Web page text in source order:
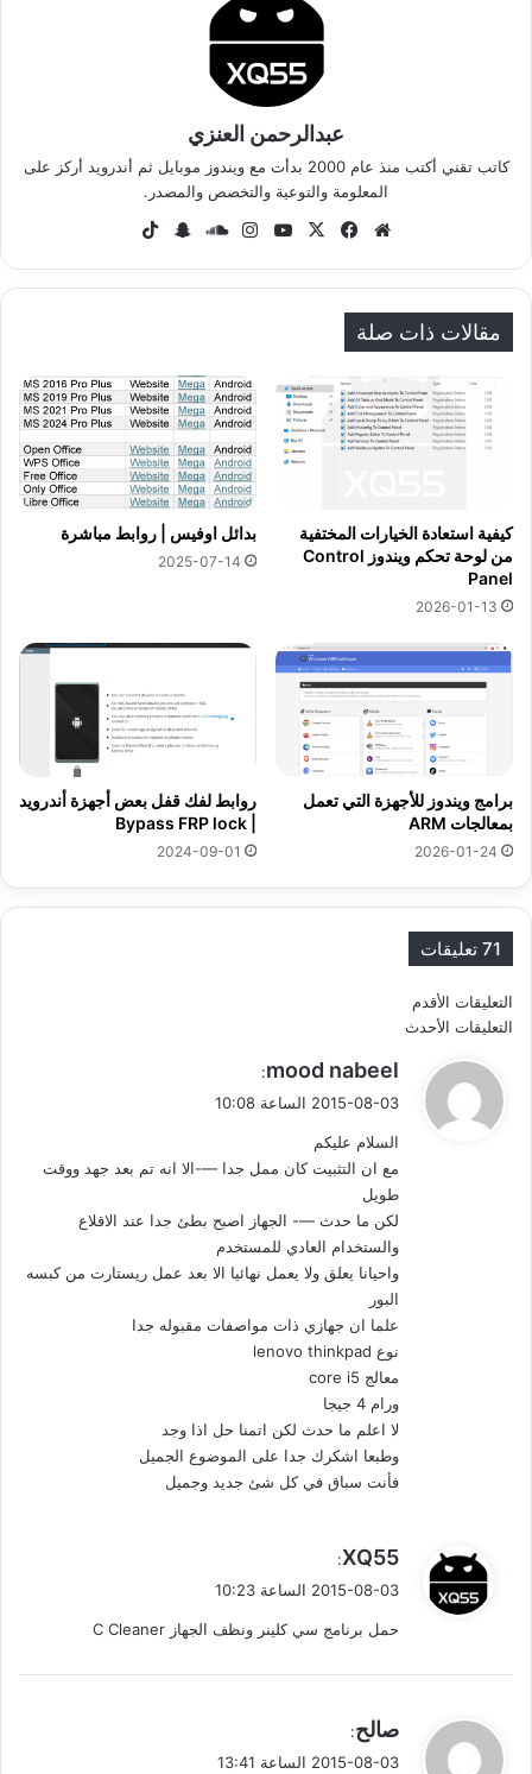
عبدالرحمن العنزي
كاتب تقني أكتب منذ عام 2000 بدأت مع ويندوز موبايل ثم أندرويد أركز على
المعلومة والتوعية والتخصص والمصدر.
موق
الوي
ب
في
وك
‫X
‫Yo
ub
انس
ام
سا
كلاو
سنا
تشا
k
مقالات ذات صلة
كيفية استعادة الخيارات المختفية
من لوحة تحكم ويندوز Control
Panel
2026-01-13
بدائل اوفيس | روابط مباشرة
2025-07-14
برامج ويندوز للأجهزة التي تعمل
بمعالجات ARM
2026-01-24
روابط لفك قفل بعض أجهزة أندرويد
2024-09-01
71 تعليقات
ت
فّ
التعليقات الأقدم
التعليقات الأحدث
ي
ل
mood nabeel
:
2015-08-03 الساعة 10:08
السلام عليكم
مع ان التثبيت كان ممل جدا —-الا انه تم بعد جهد ووقت
طويل
لكن ما حدث —- الجهاز اصبح بطئ جدا عند الاقلاع
والستخدام العادي للمستخدم
واحيانا يعلق ولا يعمل نهائيا الا بعد عمل ريستارت من كبسه
البور
علما ان جهازي ذات مواصفات مقبوله جدا
نوع lenovo thinkpad
معالج core i5
ورام 4 جيجا
لا اعلم ما حدث لكن اتمنا حل اذا وجد
وطبعا اشكرك جدا على الموضوع الجميل
فأنت سباق في كل شئ جديد وجميل
ي
ل
XQ55
:
2015-08-03 الساعة 10:23
حمل برنامج سي كلينر ونظف الجهاز C Cleaner
ي
صالح:
2015-08-03 الساعة 13:41